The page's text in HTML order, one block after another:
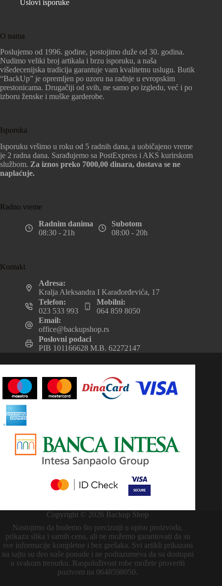
Uslovi isporuke
O nama
Poslujemo od 1996. godine, postojimo duže od 30. godina.
Nudimo veliki broj artikala i brzu isporuku, a naša
višedecenijska tradicija garantuje vam kvalitetnu uslugu. Butik
“BackUp” je opremljen po uzoru na radnje u evropskim
prestonicama. Drugačiji od svih, ne samo po izgledu, već i po
izboru ženske i muške garderobe.
Isporuka
Isporuku vršimo u roku od 5 radnih dana, a uobičajeno vreme
je 2 radna dana. Sarađujemo sa PostExpress i AKS kurirskom
službom. Za iznos preko 7000,00 dinara, dostava se ne
naplaćuje.
Radno vreme
Radnim danima
08:30 - 21h
Subotom
08:00 - 20h
Kontakt
Adresa:
Kralja Aleksandra I Karađorđevića, 17
Telefon:
023 533 993
Mobilni:
064 859 8050
Email:
office@backupshop.rs
Poslovni podaci
PIB 101166628 M.B. 62272147
Copyright © 2026 Backup Shop
Nastojimo da budemo što precizniji u opisu proizvoda,
prikazu slika i samih cena, ali ne možemo garantovati da su
sve informacije kompletne i bez grešaka. Svi artikli prikazani
na sajtu su deo naše ponude i ne podrazumeva da su dostupni
u svakom trenutku. Raspoloživost robe možete proveriti
pozivom na 0648598050.